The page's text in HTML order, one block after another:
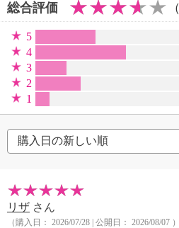
総合評価
5
4
3
2
1
リザ さん
（購入日： 2026/07/28 | 公開日： 2026/08/07 ）